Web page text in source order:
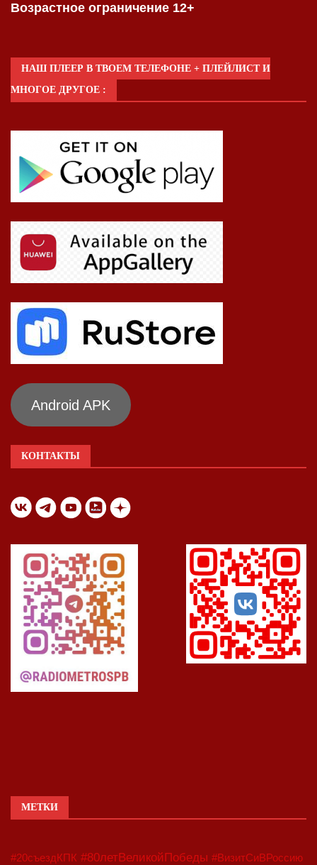
Возрастное ограничение 12+
НАШ ПЛЕЕР В ТВОЕМ ТЕЛЕФОНЕ + ПЛЕЙЛИСТ И
МНОГОЕ ДРУГОЕ :
Android APK
КОНТАКТЫ
МЕТКИ
#20съездКПК #80летВеликойПобеды #ВизитСиВРоссию